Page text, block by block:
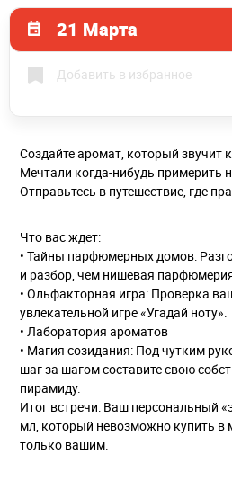
21 Марта
Добавить в избранное
Создайте аромат, который звучит
Мечтали когда-нибудь примерить
Отправьтесь в путешествие, где
Что вас ждет:
• Тайны парфюмерных домов:
и разбор, чем нишевая
• Ольфакторная игра: Проверка
увлекательной игре «Угадай ноту».
• Лаборатория ароматов
• Магия созидания: Под чутким
шаг за шагом составите свою
пирамиду.
Итог встречи: Ваш персональный
мл, который невозможно купить в
только вашим.